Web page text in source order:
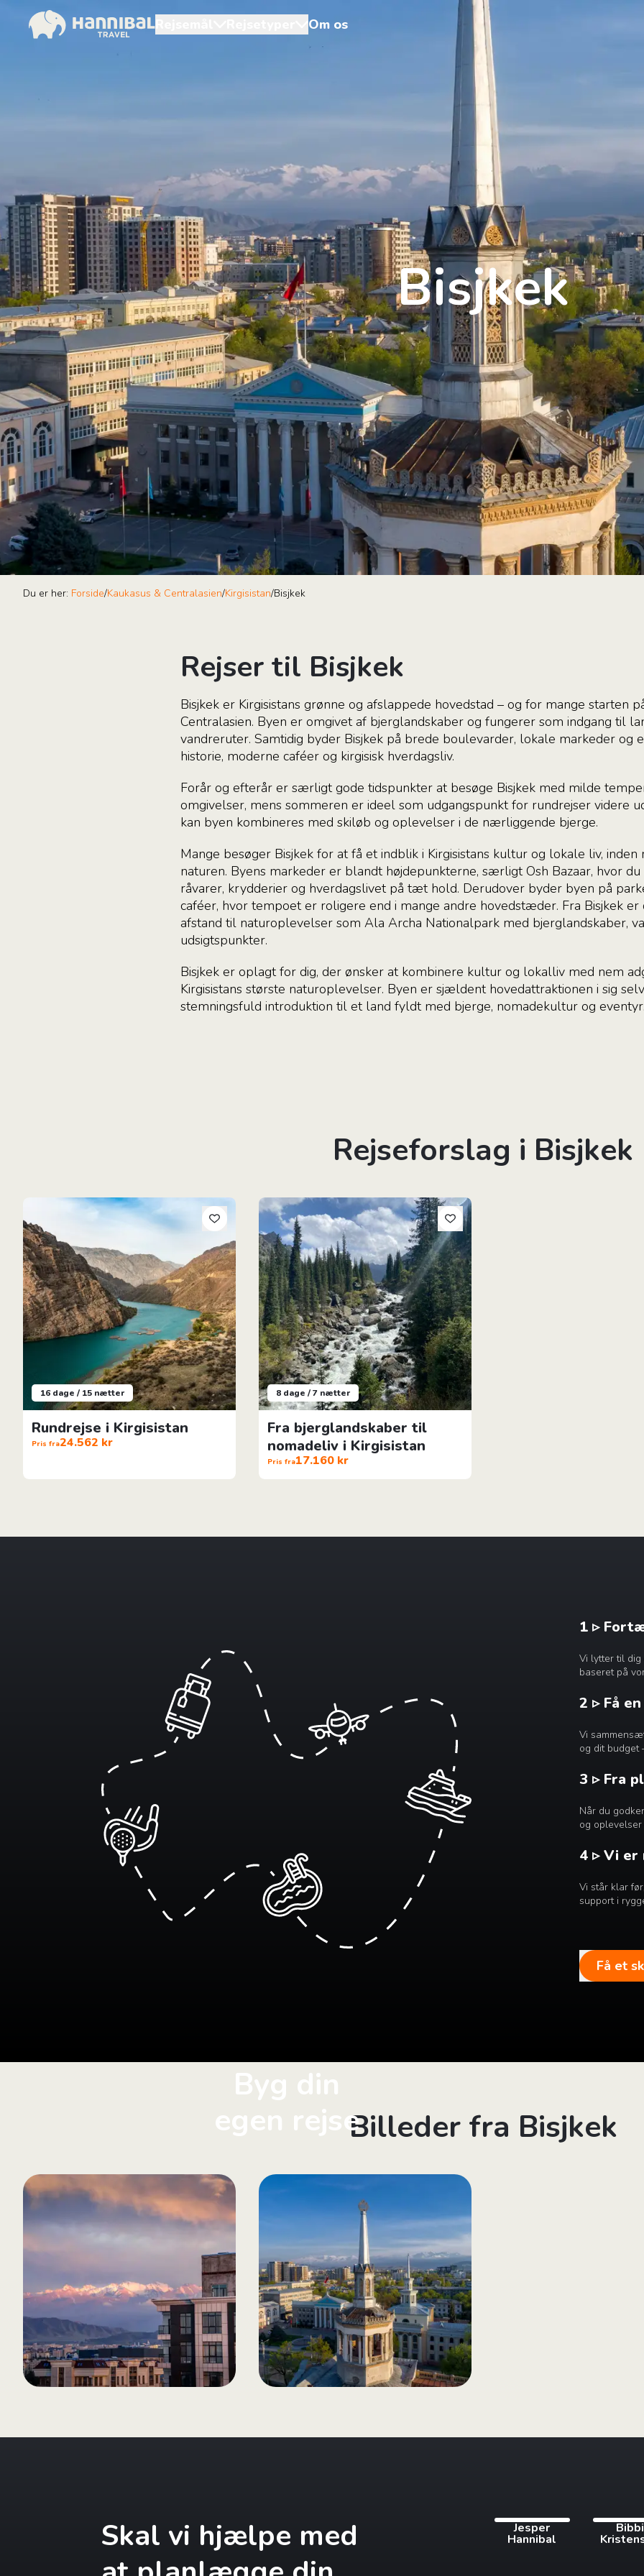
Om os
Bisjkek
Du er her: Forside/Kaukasus & Centralasien/Kirgisistan/Bisjkek
Rejser til Bisjkek
Bisjkek er Kirgisistans grønne og afslappede hovedstad – og for mange starten
Centralasien. Byen er omgivet af bjerglandskaber og fungerer som indgang til
vandreruter. Samtidig byder Bisjkek på brede boulevarder, lokale markeder og
historie, moderne caféer og kirgisisk hverdagsliv.
Forår og efterår er særligt gode tidspunkter at besøge Bisjkek med milde
omgivelser, mens sommeren er ideel som udgangspunkt for rundrejser videre
kan byen kombineres med skiløb og oplevelser i de nærliggende bjerge.
Mange besøger Bisjkek for at få et indblik i Kirgisistans kultur og lokale liv,
naturen. Byens markeder er blandt højdepunkterne, særligt Osh Bazaar, hvor
råvarer, krydderier og hverdagslivet på tæt hold. Derudover byder byen på
caféer, hvor tempoet er roligere end i mange andre hovedstæder. Fra Bisjkek
afstand til naturoplevelser som Ala Archa Nationalpark med bjerglandskaber,
udsigtspunkter.
Bisjkek er oplagt for dig, der ønsker at kombinere kultur og lokalliv med nem
Kirgisistans største naturoplevelser. Byen er sjældent hovedattraktionen i sig
stemningsfuld introduktion til et land fyldt med bjerge, nomadekultur og eventyr.
Rejseforslag i Bisjkek
16 dage / 15 nætter
Rundrejse i Kirgisistan
Pris fra24.562 kr
Rundrejse i Kirgisistan
8 dage / 7 nætter
Fra bjerglandskaber til
nomadeliv i Kirgisistan
Pris fra17.160 kr
Fra bjerglandskaber til nomadeliv i Kirgisistan
Byg din
egen rejse
1 ▹
Vi lytter til
baseret på
2 ▹ Få
Vi
og dit budget
3 ▹ Fra
Når du
og
4 ▹ Vi er
Vi står klar
support i
Få et
Billeder fra Bisjkek
Skal vi hjælpe med
Jesper
Hannibal
Bibbi